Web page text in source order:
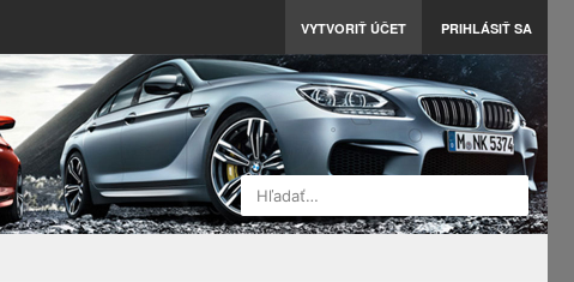
VYTVORIŤ ÚČET PRIHLÁSIŤ SA
Hľadať…